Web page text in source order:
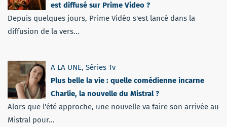
est diffusé sur Prime Video ?
Depuis quelques jours, Prime Vidéo s'est lancé dans la
diffusion de la vers...
A LA UNE, Séries Tv
Plus belle la vie : quelle comédienne incarne
Charlie, la nouvelle du Mistral ?
Alors que l'été approche, une nouvelle va faire son arrivée au
Mistral pour...